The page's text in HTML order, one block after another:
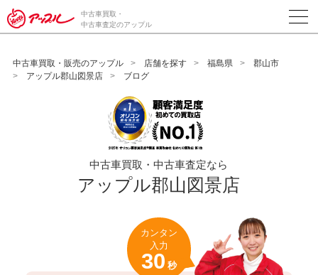
/*ABテスト_新規査定フォームの為のCVボタン*/
中古車買取・
中古車査定のアップル
中古車買取・販売のアップル 店舗を探す 福島県
郡山市
アップル郡山図景店
ブログ
中古車買取・中古車査定なら
アップル郡山図景店
カンタン
入力
30 秒